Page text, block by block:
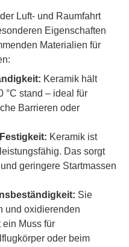
Luft- und Raumfahrt
Eigenschaften
Materialien für
Keramik hält
°C stand – ideal für
Barrieren oder
Keramik ist
Das sorgt
geringere Startmassen
Sie
und oxidierenden
ein Muss für
oder beim